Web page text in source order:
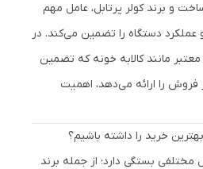
و برند کولر پرتابل، عامل مهم
دستگاه را تضمین می‌کند. در
مانند کالابه خونه که تضمین
فروش را ارائه می‌دهد، اهمیت
خرید را داشته باشیم؟
مختلفی بستگی دارد؛ از جمله برند